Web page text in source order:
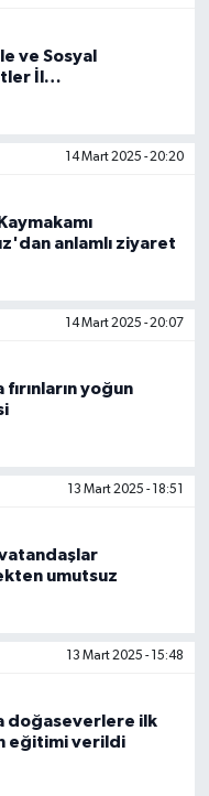
ve Sosyal
İl
14 Mart 2025 - 20:20
anlamlı ziyaret
14 Mart 2025 - 20:07
fırınların yoğun
13 Mart 2025 - 18:51
umutsuz
13 Mart 2025 - 15:48
doğaseverlere ilk
eğitimi verildi